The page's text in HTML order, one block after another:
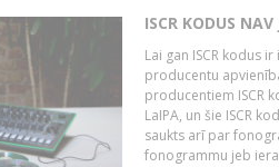
ISCR KODUS
Lai gan ISCR kodus
producentu
producentiem ISCR
LaIPA, un šie ISCR
saukts arī par
fonogrammu jeb